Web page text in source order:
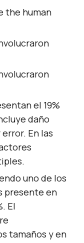
the human
el 19%
daño
En las
uno de los
presente en
El
tamaños y en